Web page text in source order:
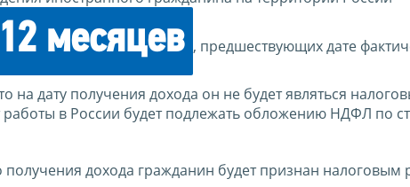
месяцев , предшествующих дате
на дату получения дохода он не будет являться
в России будет подлежать обложению НДФЛ по
получения дохода гражданин будет признан налоговым